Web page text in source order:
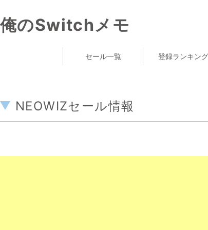
俺のSwitchメモ
セール一覧 登録ランキング
NEOWIZセール情報